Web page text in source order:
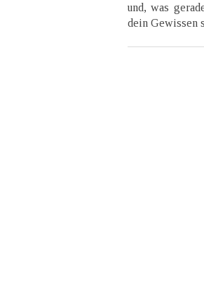
und, was
dein Gewissen